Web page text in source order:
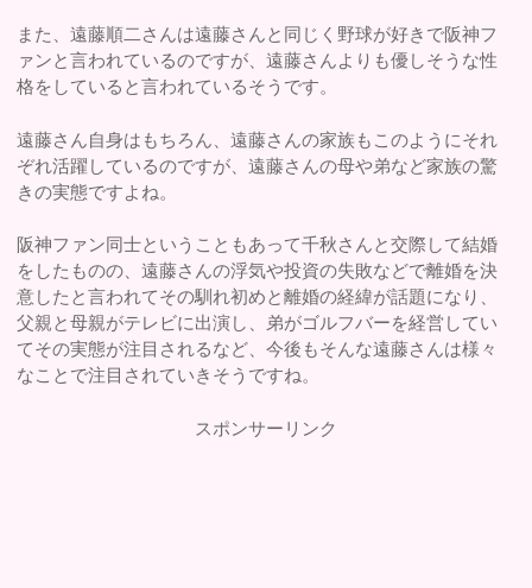
また、遠藤順二さんは遠藤さんと同じく野球が好きで阪神フ
ァンと言われているのですが、遠藤さんよりも優しそうな性
格をしていると言われているそうです。
遠藤さん自身はもちろん、遠藤さんの家族もこのようにそれ
ぞれ活躍しているのですが、遠藤さんの母や弟など家族の驚
きの実態ですよね。
阪神ファン同士ということもあって千秋さんと交際して結婚
をしたものの、遠藤さんの浮気や投資の失敗などで離婚を決
意したと言われてその馴れ初めと離婚の経緯が話題になり、
父親と母親がテレビに出演し、弟がゴルフバーを経営してい
てその実態が注目されるなど、今後もそんな遠藤さんは様々
なことで注目されていきそうですね。
スポンサーリンク